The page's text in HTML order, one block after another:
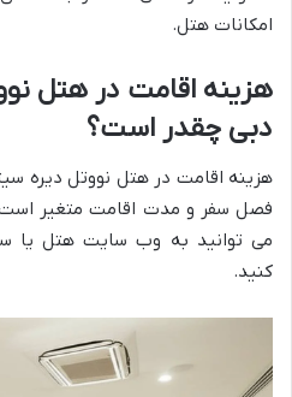
امکانات هتل.
هزینه اقامت در هتل
دبی چقدر است؟
هزینه اقامت در هتل نووتل دیره
فصل سفر و مدت اقامت متغیر است.
می توانید به وب سایت هتل یا
کنید.